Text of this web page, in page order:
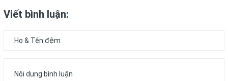
Viết bình luận: